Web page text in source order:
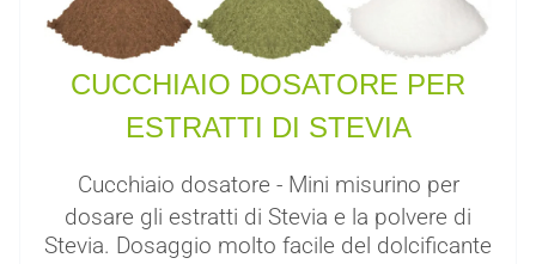
CUCCHIAIO DOSATORE PER
ESTRATTI DI STEVIA
Cucchiaio dosatore - Mini misurino per
dosare gli estratti di Stevia e la polvere di
Stevia. Dosaggio molto facile del dolcificante